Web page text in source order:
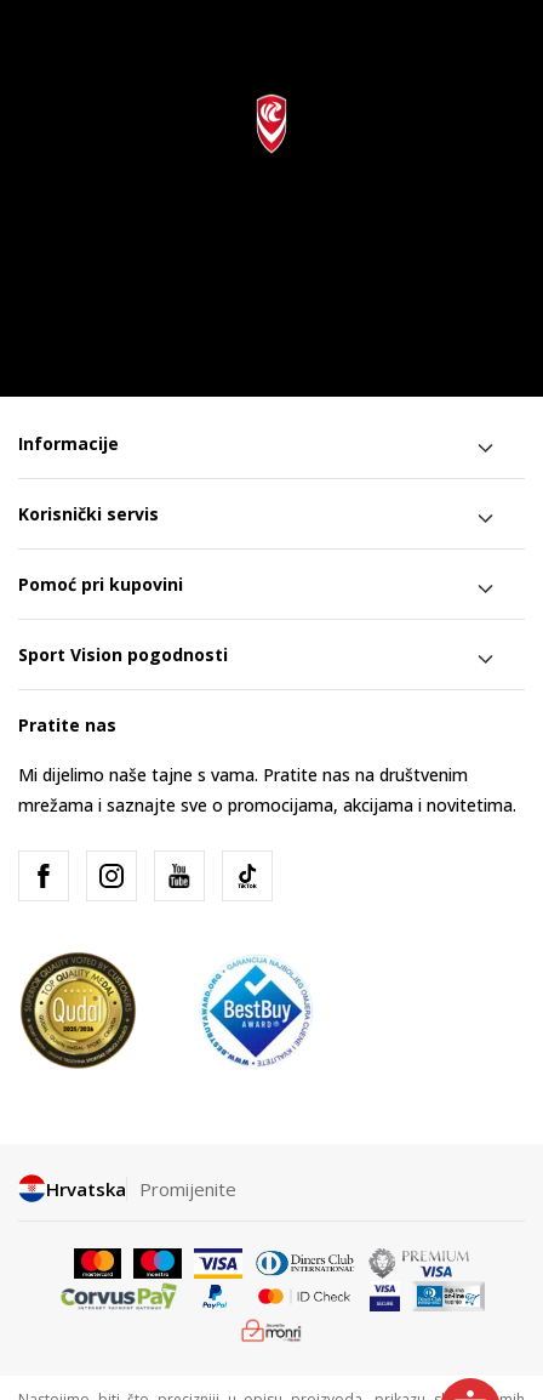
Informacije
Korisnički servis
Pomoć pri kupovini
Sport Vision pogodnosti
Pratite nas
Mi dijelimo naše tajne s vama. Pratite nas na društvenim
mrežama i saznajte sve o promocijama, akcijama i novitetima.
Hrvatska Promijenite